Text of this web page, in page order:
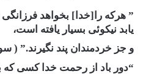
” هرکه را[خدا] بخواهد
یابد نیکوئی بسیار یافته است،
و جز خردمندان پند نگیرند.” (
“دور باد از رحمت خدا کسی که